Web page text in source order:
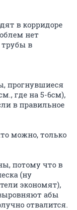
в корридоре
нет
трубы в
прогнувшиеся
где на 5-6см),
в правильное
можно, только
потому что в
(ну
экономят),
абы
отвалится.